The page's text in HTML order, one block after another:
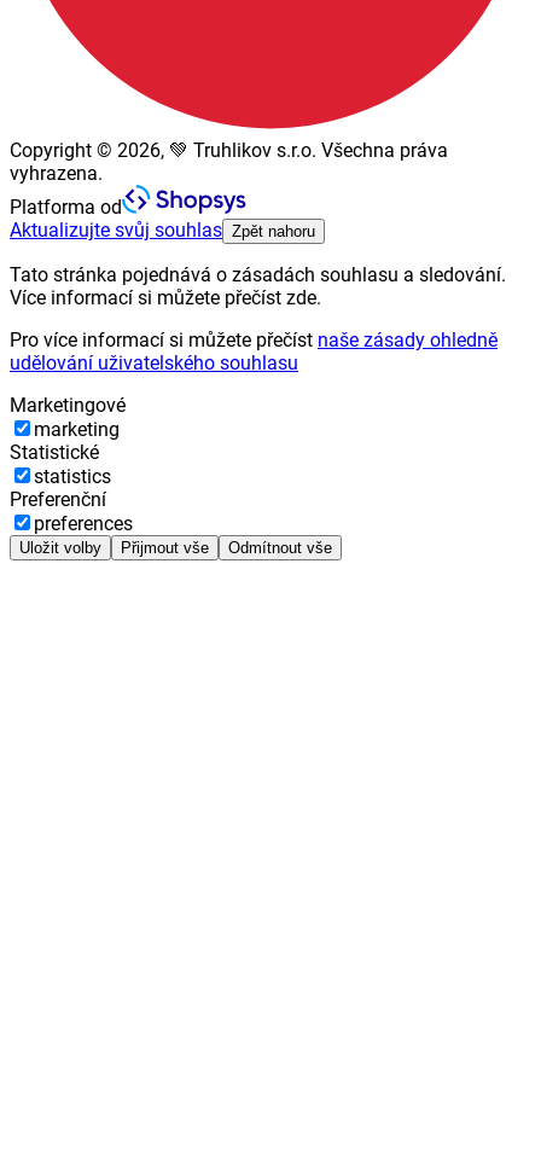
Copyright © 2026, 💚 Truhlikov s.r.o. Všechna práva
vyhrazena.
Platforma od
Aktualizujte svůj souhlas Zpět nahoru
Tato stránka pojednává o zásadách souhlasu a sledování.
Více informací si můžete přečíst zde.
Pro více informací si můžete přečíst naše zásady ohledně
udělování uživatelského souhlasu
Marketingové
marketing
Statistické
statistics
Preferenční
preferences
Uložit volby Přijmout vše Odmítnout vše